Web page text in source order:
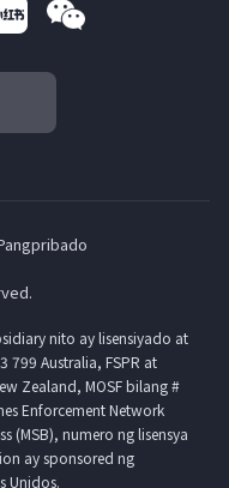
nito ay lisensiyado at
799 Australia, FSPR at
Zealand, MOSF bilang #
Enforcement Network
(MSB), numero ng lisensya
ay sponsored ng
Unidos.